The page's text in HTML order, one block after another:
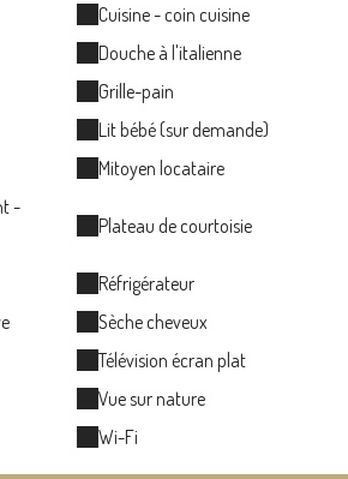
Cuisine - coin cuisine
Douche à l'italienne
Grille-pain
Lit bébé (sur demande)
Mitoyen locataire
-
Plateau de courtoisie
Réfrigérateur
Sèche cheveux
Télévision écran plat
Vue sur nature
Wi-Fi